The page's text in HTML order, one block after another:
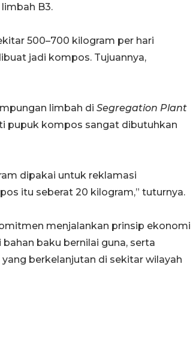
B3.
500–700 kilogram per hari
jadi kompos. Tujuannya,
limbah di Segregation Plant
pupuk kompos sangat dibutuhkan
dipakai untuk reklamasi
itu seberat 20 kilogram,” tuturnya.
menjalankan prinsip ekonomi
baku bernilai guna, serta
berkelanjutan di sekitar wilayah